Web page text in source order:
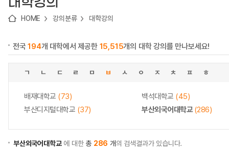
HOME 강의분류 대학강의
전국194개 대학에서 제공한 15,515개의 대학 강의를 만나보세요!
ㄱ ㄴ ㄷ ㄹ ㅁ ㅂ ㅅ ㅇ ㅈ ㅊ ㅍ ㅎ
배재대학교 (73) 백석대학교 (45)
부산디지털대학교 (37) 부산외국어대학교(286)
부산외국어대학교에 대한총 286 개의 검색결과가 있습니다.